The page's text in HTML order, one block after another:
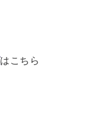
はこちら